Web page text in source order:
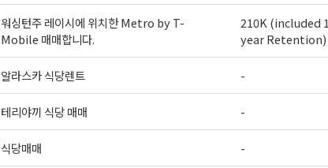
워싱턴주 레이시에 위치한 Metro by T-
Mobile 매매합니다.
210K (included 1
year Retention)
알라스카 식당렌트 -
테리야끼 식당 매매 -
식당매매 -